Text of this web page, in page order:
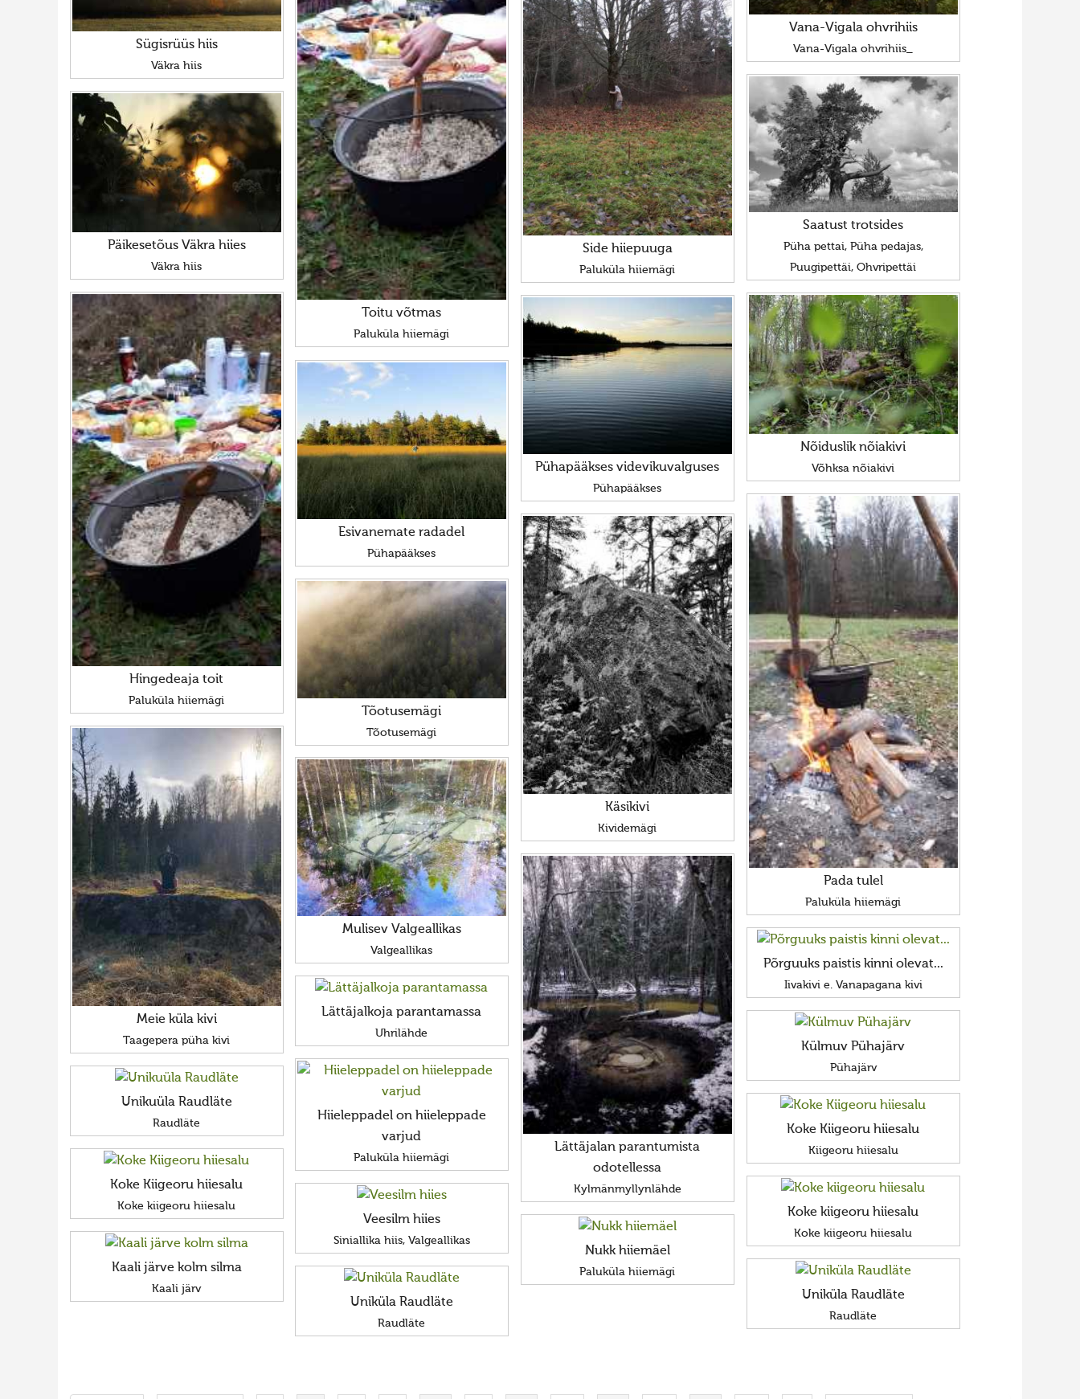
Vana-Vigala ohvrihiis
Vana-Vigala ohvrihiis_
Side hiiepuuga
Paluküla hiiemägi
Sügisrüüs hiis
Väkra hiis
Toitu võtmas
Paluküla hiiemägi
Saatust trotsides
Püha pettai, Püha pedajas,
Puugipettäi, Ohvripettäi
Päikesetõus Väkra hiies
Väkra hiis
Hingedeaja toit
Paluküla hiiemägi
Nõiduslik nõiakivi
Võhksa nõiakivi
Pühapääkses videvikuvalguses
Pühapääkses
Esivanemate radadel
Pühapääkses
Pada tulel
Paluküla hiiemägi
Käsikivi
Kividemägi
Tõotusemägi
Tõotusemägi
Meie küla kivi
Taagepera püha kivi
Mulisev Valgeallikas
Valgeallikas
Lättäjalan parantumista
odotellessa
Kylmänmyllynlähde
Põrguuks paistis kinni olevat...
Iivakivi e. Vanapagana kivi
Lättäjalkoja parantamassa
Uhrilähde
Külmuv Pühajärv
Pühajärv
Hiieleppadel on hiieleppade
varjud
Paluküla hiiemägi
Unikuüla Raudläte
Raudläte Koke Kiigeoru hiiesalu
Kiigeoru hiiesalu
Koke Kiigeoru hiiesalu
Koke kiigeoru hiiesalu Koke kiigeoru hiiesalu
Koke kiigeoru hiiesalu
Veesilm hiies
Siniallika hiis, Valgeallikas
Nukk hiiemäel
Paluküla hiiemägi
Kaali järve kolm silma
Kaali järv Uniküla Raudläte
Raudläte
Uniküla Raudläte
Raudläte